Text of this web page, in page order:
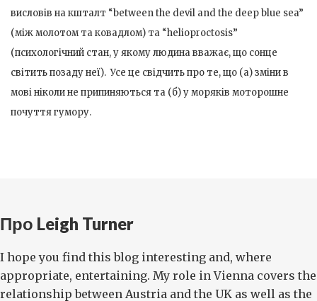
висловів на кшталт “between the devil and the deep blue sea”
(між молотом та ковадлом) та “helioproctosis”
(психологічний стан, у якому людина вважає, що сонце
світить позаду неї). Усе це свідчить про те, що (а) зміни в
мові ніколи не припиняються та (б) у моряків моторошне
почуття гумору.
Про Leigh Turner
I hope you find this blog interesting and, where
appropriate, entertaining. My role in Vienna covers the
relationship between Austria and the UK as well as the